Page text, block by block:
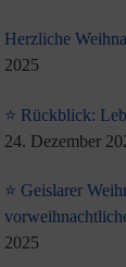
Herzliche
2025
⭐ Rückblick:
24. Dezember
⭐ Geislarer
2025